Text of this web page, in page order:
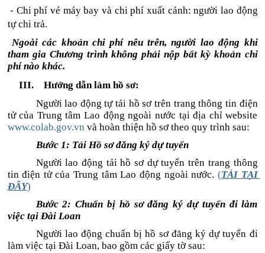
- Chi phí vé máy bay và chi phí xuất cảnh: người lao động
tự chi trả.
Ngoài các khoản chi phí nêu trên, người lao động khi
tham gia Chương trình không phải nộp bất kỳ khoản chi
phí nào khác.
Hướng dẫn làm hồ sơ:
Người lao động tự tải hồ sơ trên trang thông tin điện
www.colab.gov.vn và hoàn thiện hồ sơ theo quy trình sau:
Bước 1: Tải Hồ sơ đăng ký dự tuyển
Người lao động tải hồ sơ dự tuyển trên trang thông
tin điện tử của Trung tâm Lao động ngoài nước. (TẢI TẠI
ĐÂY)
Bước 2: Chuẩn bị hồ sơ đăng ký dự tuyển đi làm
việc tại Đài Loan
Người lao động chuẩn bị hồ sơ đăng ký dự tuyển đi
làm việc tại Đài Loan, bao gồm các giấy tờ sau: